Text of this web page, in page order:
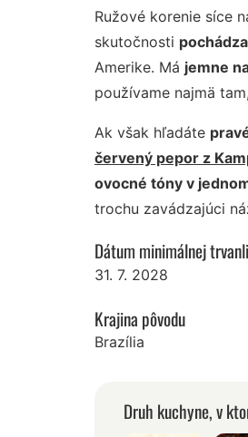
Ružové korenie síce
skutočnosti
Amerike. Má jemne
používame najmä
Ak však hľadáte
červený pepor z
ovocné tóny v
trochu zavádzajúci
Dátum minimálnej
31. 7. 2028
Krajina pôvodu
Brazília
Druh kuchyne, v